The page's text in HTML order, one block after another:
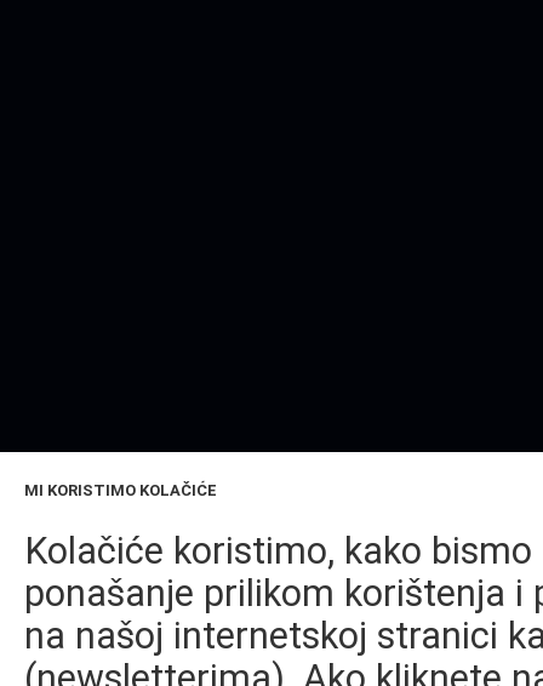
MI KORISTIMO KOLAČIĆE
Kolačiće koristimo, kako
ponašanje prilikom korištenja
na našoj internetskoj stranici